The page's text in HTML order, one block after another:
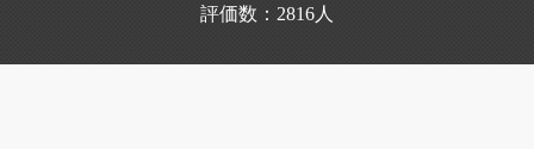
評価数： 2816 人